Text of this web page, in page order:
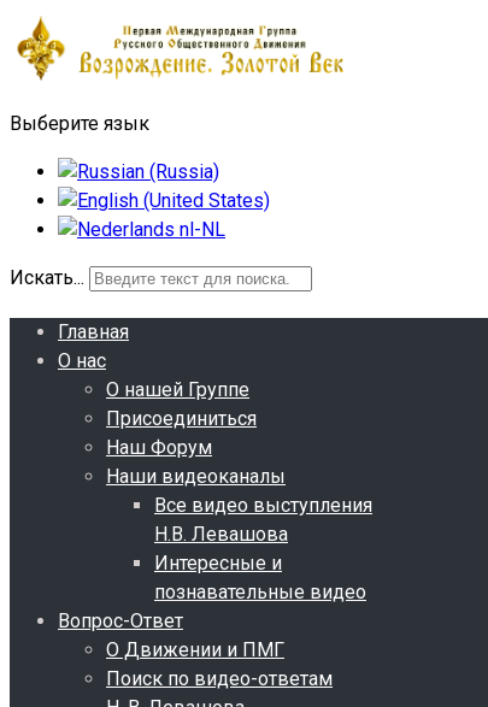
Выберите язык
Искать...
Главная
О нас
О нашей Группе
Присоединиться
Наш Форум
Наши видеоканалы
Все видео выступления
Н.В. Левашова
Интересные и
познавательные видео
Вопрос-Ответ
О Движении и ПМГ
Поиск по видео-ответам